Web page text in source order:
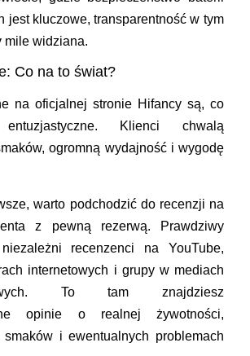
jest kluczowe, transparentność w tym
mile widziana.
Co na to świat?
na oficjalnej stronie Hifancy są, co
Klienci chwalą
ogromną wydajność i wygodę
warto podchodzić do recenzji na
z pewną rezerwą. Prawdziwy
recenzenci na YouTube,
internetowych i grupy w mediach
To tam znajdziesz
opinie o realnej żywotności,
smaków i ewentualnych problemach